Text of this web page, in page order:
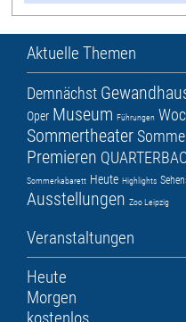
Aktuelle Themen
Demnächst
Oper Museum Führungen
Sommertheater
Premieren
Sommerkabarett Heute Highlights
Ausstellungen Zoo Leipzig
Veranstaltungen
Heute
Morgen